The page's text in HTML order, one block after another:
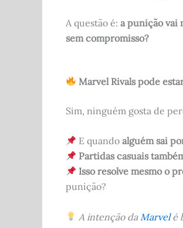
A questão é: a punição vai
sem compromisso?
Marvel Rivals pode
Sim, ninguém gosta de
E quandoalguém sai
Partidas casuais
Isso resolve mesmo o
punição?
A intenção da Marvelé